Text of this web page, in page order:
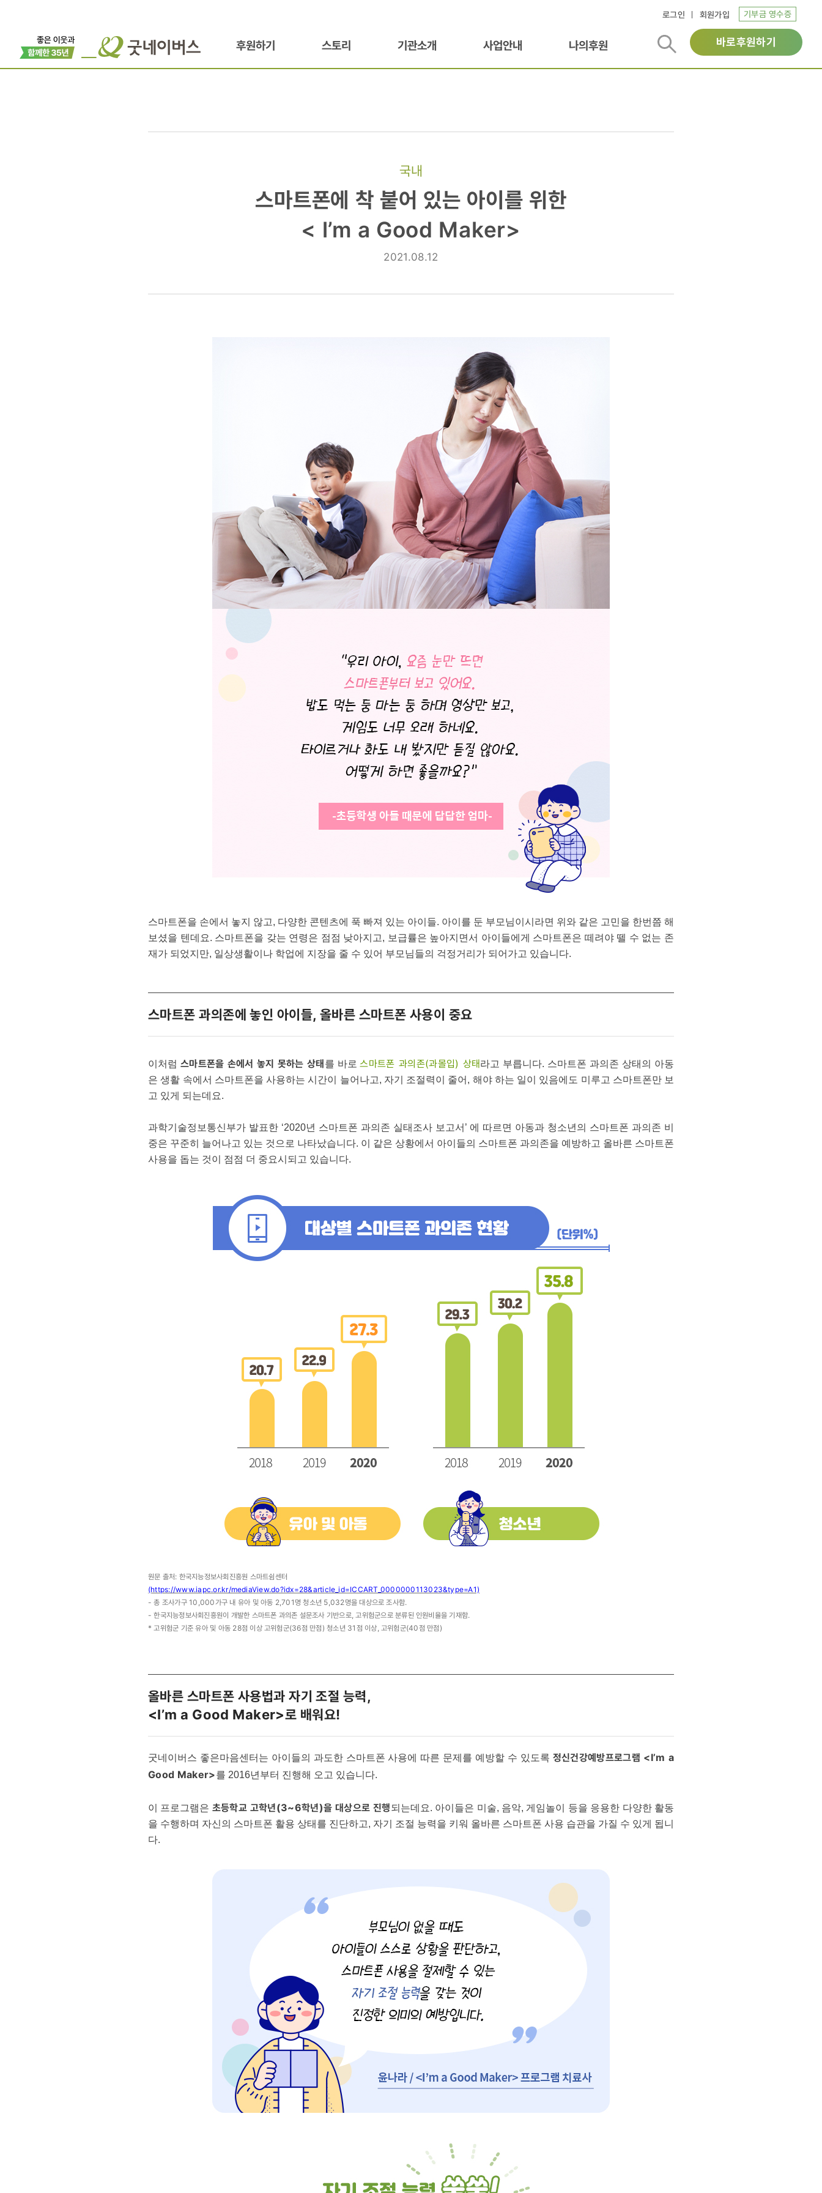
로그인 회원가입 기부금 영수증
후원하기 스토리 기관소개 사업안내 나의후원 바로후원하기
국내
스마트폰에
있는
스마트폰에 착 붙어 있는 아이를 위한
< l’m a Good Maker>
2021.08.12
스마트폰을 손에서 놓지 않고, 다양한 콘텐츠에 푹 빠져 있는 아이들. 아이를 둔 부모님이시라면 위와 같은 고민을 한번쯤 해
보셨을 텐데요. 스마트폰을 갖는 연령은 점점 낮아지고, 보급률은 높아지면서 아이들에게 스마트폰은 떼려야 뗄 수 없는 존
재가 되었지만, 일상생활이나 학업에 지장을 줄 수 있어 부모님들의 걱정거리가 되어가고 있습니다.
스마트폰 과의존에 놓인 아이들, 올바른 스마트폰 사용이 중요
이처럼 스마트폰을 손에서 놓지 못하는 상태를 바로스마트폰 과의존(과몰입) 상태라고 부릅니다. 스마트폰 과의존 상태의 아동
은 생활 속에서 스마트폰을 사용하는 시간이 늘어나고, 자기 조절력이 줄어, 해야 하는 일이 있음에도 미루고 스마트폰만 보
고 있게 되는데요.
과학기술정보통신부가 발표한 ‘2020년 스마트폰 과의존 실태조사 보고서’ 에 따르면 아동과 청소년의 스마트폰 과의존 비
중은 꾸준히 늘어나고 있는 것으로 나타났습니다. 이 같은 상황에서 아이들의 스마트폰 과의존을 예방하고 올바른 스마트폰
사용을 돕는 것이 점점 더 중요시되고 있습니다.
원문 출처: 한국지능정보사회진흥원 스마트쉼센터
(https://www.iapc.or.kr/mediaView.do?idx=28&article_id=ICCART_0000000113023&type=A1)
- 총 조사가구 10,000가구 내 유아 및 아동 2,701명 청소년 5,032명을 대상으로 조사함.
- 한국지능정보사회진흥원이 개발한 스마트폰 과의존 설문조사 기반으로, 고위험군으로 분류된 인원비율을 기재함.
* 고위험군 기준 유아 및 아동 28점 이상 고위험군(36점 만점) 청소년 31점 이상, 고위험군(40점 만점)
올바른 스마트폰 사용법과 자기 조절 능력,
<I’m a Good Maker>로 배워요!
굿네이버스 좋은마음센터는 아이들의 과도한 스마트폰 사용에 따른 문제를 예방할 수 있도록 정신건강예방프로그램 <I’m a
Good Maker>를 2016년부터 진행해 오고 있습니다.
이 프로그램은 초등학교 고학년(3~6학년)을 대상으로 진행되는데요. 아이들은 미술, 음악, 게임놀이 등을 응용한 다양한 활동
을 수행하며 자신의 스마트폰 활용 상태를 진단하고, 자기 조절 능력을 키워 올바른 스마트폰 사용 습관을 가질 수 있게 됩니
다.